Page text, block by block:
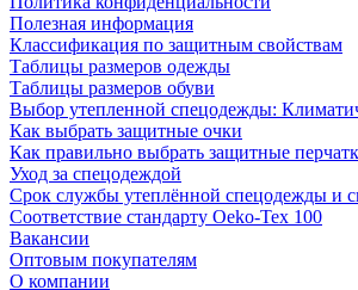
Полезная информация
Классификация по защитным свойствам
Таблицы размеров одежды
Таблицы размеров обуви
Выбор утепленной спецодежды:
Как выбрать защитные очки
Как правильно выбрать защитные
Уход за спецодеждой
Срок службы утеплённой спецодежды и
Соответствие стандарту Oeko-Tex 100
Вакансии
Оптовым покупателям
О компании